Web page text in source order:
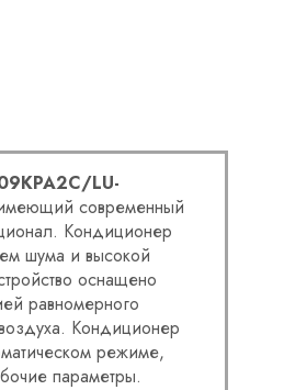
KPA2C/LU-
современный
Кондиционер
шума и высокой
оснащено
равномерного
Кондиционер
режиме,
параметры.